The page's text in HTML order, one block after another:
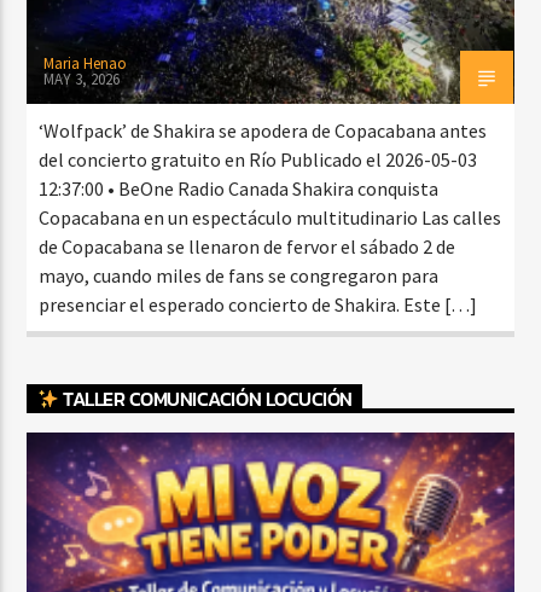
Maria Henao
MAY 3, 2026
‘Wolfpack’ de Shakira se apodera de Copacabana antes
del concierto gratuito en Río Publicado el 2026-05-03
12:37:00 • BeOne Radio Canada Shakira conquista
Copacabana en un espectáculo multitudinario Las calles
de Copacabana se llenaron de fervor el sábado 2 de
mayo, cuando miles de fans se congregaron para
presenciar el esperado concierto de Shakira. Este […]
TALLER COMUNICACIÓN LOCUCIÓN